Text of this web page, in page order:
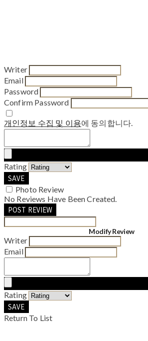
Writer
Email
Password
Confirm Password
개인정보 수집 및 이용에 동의합니다.
Rating
SAVE
Photo Review
No Reviews Have Been Created.
POST REVIEW
Modify Review
Writer
Email
Rating
SAVE
Return To List